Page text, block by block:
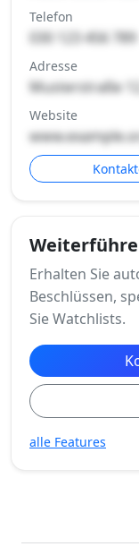
Telefon
030 123 456 789
Adresse
Musterstraße
Website
Erhalten Sie
Beschlüssen,
Sie Watchlists.
alle Features